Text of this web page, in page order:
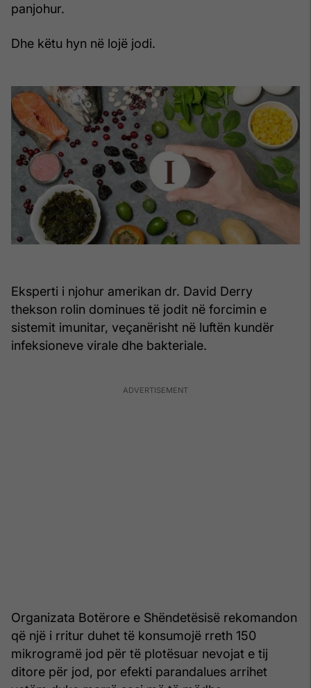
panjohur.
Dhe këtu hyn në lojë jodi.
Eksperti i njohur amerikan dr. David Derry
thekson rolin dominues të jodit në forcimin e
sistemit imunitar, veçanërisht në luftën kundër
infeksioneve virale dhe bakteriale.
Organizata Botërore e Shëndetësisë rekomandon
që një i rritur duhet të konsumojë rreth 150
mikrogramë jod për të plotësuar nevojat e tij
ditore për jod, por efekti parandalues arrihet